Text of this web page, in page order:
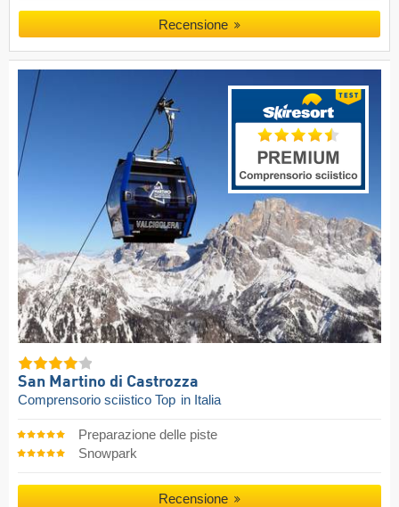
Recensione
San Martino di Castrozza
Comprensorio sciistico Top in Italia
Preparazione delle piste
Snowpark
Recensione